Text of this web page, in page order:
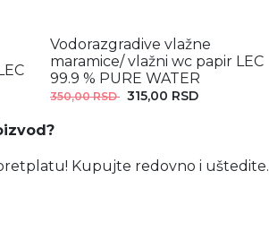
Vodorazgradive vlažne
maramice/ vlažni wc papir LEC
99.9 % PURE WATER
350,00 RSD 315,00 RSD
Kupujte redovno i uštedite.